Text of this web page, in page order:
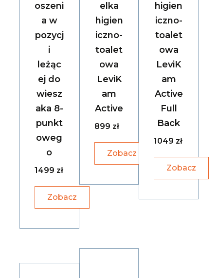
oszeni
a w
pozycj
i
leżąc
ej do
wiesz
aka 8-
punkt
oweg
o
1499 zł
Zobacz
elka
higien
iczno-
toalet
owa
LeviK
am
Active
899 zł
Zobacz
higien
iczno-
toalet
owa
LeviK
am
Active
Full
Back
1049 zł
Zobacz